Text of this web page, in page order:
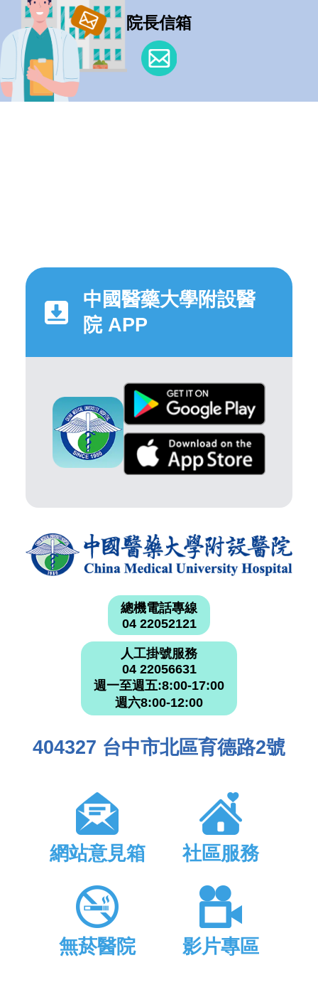
院長信箱
中國醫藥大學附設醫
院 APP
總機電話專線
04 22052121
人工掛號服務
04 22056631
週一至週五:8:00-17:00
週六8:00-12:00
404327 台中市北區育德路2號
網站意見箱 社區服務
無菸醫院 影片專區